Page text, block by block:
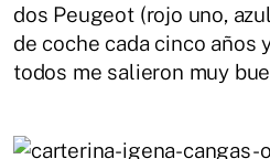
dos Peugeot (rojo uno,
de coche cada cinco años
todos me salieron muy